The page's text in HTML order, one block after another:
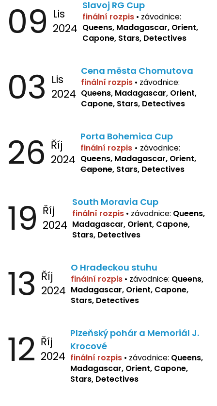
09 Lis
2024
Slavoj RG Cup
finální rozpis • závodnice:
Queens, Madagascar, Orient,
Capone, Stars, Detectives
03 Lis
2024
Cena města Chomutova
finální rozpis • závodnice:
Queens, Madagascar, Orient,
Capone, Stars, Detectives
26 Říj
2024
Porta Bohemica Cup
finální rozpis • závodnice:
Queens, Madagascar, Orient,
Capone, Stars, Detectives
19 Říj
2024
South Moravia Cup
finální rozpis • závodnice: Queens,
Madagascar, Orient, Capone,
Stars, Detectives
13 Říj
2024
O Hradeckou stuhu
finální rozpis • závodnice: Queens,
Madagascar, Orient, Capone,
Stars, Detectives
12 Říj
2024
Plzeňský pohár a Memoriál J.
Krocové
finální rozpis • závodnice: Queens,
Madagascar, Orient, Capone,
Stars, Detectives